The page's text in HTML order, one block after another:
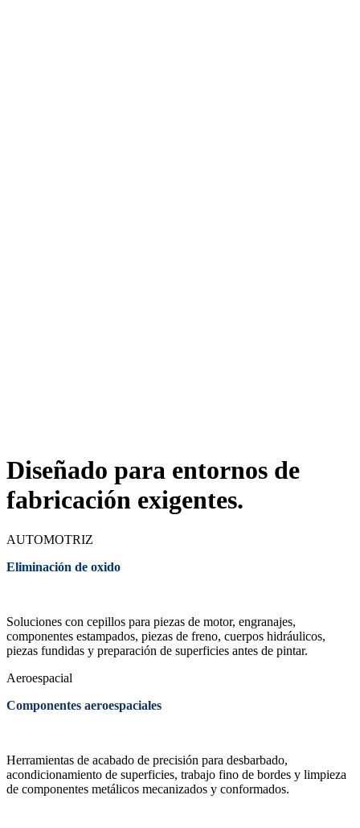
Diseñado para entornos de
fabricación exigentes.
AUTOMOTRIZ
Eliminación de oxido
Soluciones con cepillos para piezas de motor, engranajes,
componentes estampados, piezas de freno, cuerpos hidráulicos,
piezas fundidas y preparación de superficies antes de pintar.
Aeroespacial
Componentes aeroespaciales
Herramientas de acabado de precisión para desbarbado,
acondicionamiento de superficies, trabajo fino de bordes y limpieza
de componentes metálicos mecanizados y conformados.